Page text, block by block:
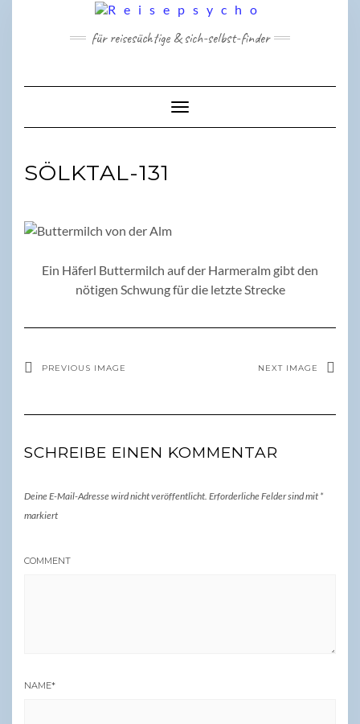
für reisesüchtige & sich-selbst-finder
Toggle Navigation
SÖLKTAL-131
Ein Häferl Buttermilch auf der Harmeralm gibt den
nötigen Schwung für die letzte Strecke
PREVIOUS IMAGE NEXT IMAGE
SCHREIBE EINEN KOMMENTAR
Deine E-Mail-Adresse wird nicht veröffentlicht. Erforderliche Felder sind mit *
markiert
COMMENT
NAME*